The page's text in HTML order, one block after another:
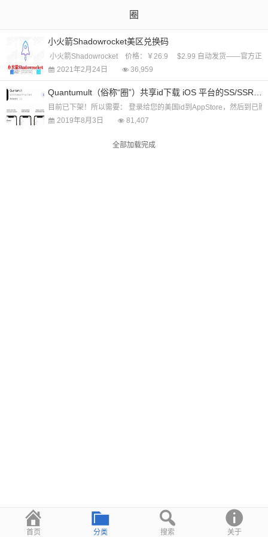
圈
小火箭Shadowrocket美区兑换码
小火箭Shadowrocket 价格：￥26.9 $2.99 自动发货——官方正版
2021年2月24日
36,959
目前已下架！所以需要： 登录给您的美国id到AppStore，然后到
2019年8月3日
81,407
全部加载完成
首页 分类 搜索 关于